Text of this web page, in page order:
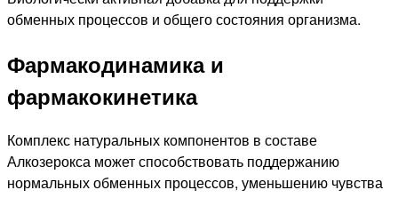
обменных процессов и общего состояния организма.
Фармакодинамика и
фармакокинетика
Комплекс натуральных компонентов в составе
Алкозерокса может способствовать поддержанию
нормальных обменных процессов, уменьшению чувства